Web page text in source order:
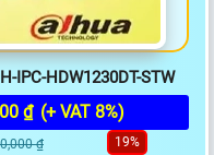
IPC-HDW1230DT-STW
₫ (+ VAT 8%)
₫ 19%